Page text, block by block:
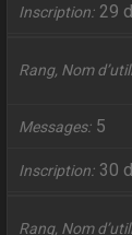
Inscription 29
Rang, Nom
Messages 5
Inscription 30
Rang, Nom